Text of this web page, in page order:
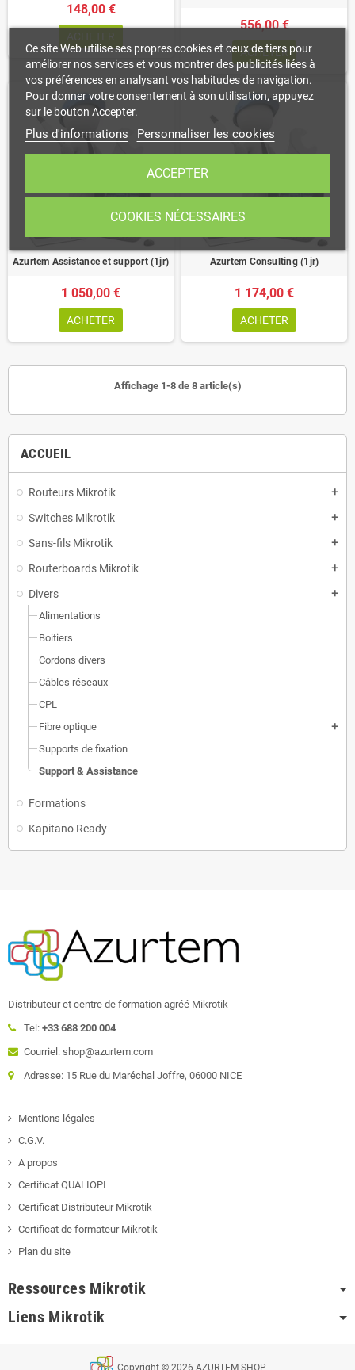
ACCUEIL
Routeurs Mikrotik add
Switches Mikrotik add
Sans-fils Mikrotik add
Routerboards Mikrotik add
Divers add
Alimentations
Boitiers
Cordons divers
Câbles réseaux
CPL
Fibre optique
add
Supports de fixation
Support & Assistance
Formations
Kapitano Ready
148,00 €
ACHETER
556,00 €
ACHETER
Azurtem Assistance et support (1jr)
1 050,00 €
ACHETER
Azurtem Consulting (1jr)
1 174,00 €
ACHETER
Affichage 1-8 de 8 article(s)
Distributeur et centre de formation agréé Mikrotik
Tel: +33 688 200 004
Courriel: shop@azurtem.com
Adresse: 15 Rue du Maréchal Joffre, 06000 NICE
Mentions légales
C.G.V.
A propos
Certificat QUALIOPI
Certificat Distributeur Mikrotik
Certificat de formateur Mikrotik
Plan du site
Ressources Mikrotik
Liens Mikrotik
Ce site Web utilise ses propres cookies et ceux de tiers pour
améliorer nos services et vous montrer des publicités liées à
vos préférences en analysant vos habitudes de navigation.
Pour donner votre consentement à son utilisation, appuyez
sur le bouton Accepter.
Plus d'informations Personnaliser les cookies
COOKIES NÉCESSAIRES
ACCEPTER
Copyright © 2026 AZURTEM SHOP